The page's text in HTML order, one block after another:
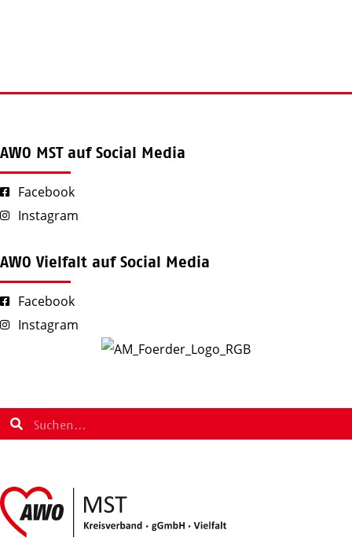
AWO MST auf Social Media
Facebook
Instagram
AWO Vielfalt auf Social Media
Facebook
Instagram